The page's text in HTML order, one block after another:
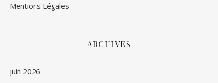
Mentions Légales
ARCHIVES
juin 2026